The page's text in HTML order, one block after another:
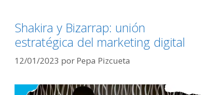
Shakira y Bizarrap: unión
estratégica del marketing digital
12/01/2023 por Pepa Pizcueta